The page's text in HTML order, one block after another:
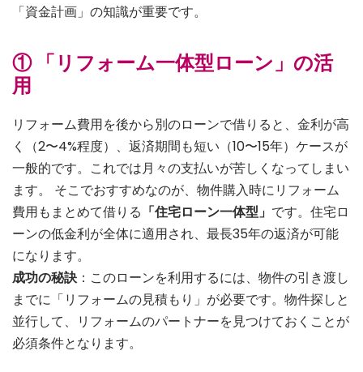
「資金計画」の知識が重要です。
① 「リフォーム一体型ローン」の活
用
リフォーム費用を後から別のローンで借りると、金利が高
く（2〜4%程度）、返済期間も短い（10〜15年）ケースが
一般的です。これでは月々の支払いが苦しくなってしまい
ます。 そこでおすすめなのが、物件購入時にリフォーム
費用もまとめて借りる 「住宅ローン一体型」 です。住宅ロ
ーンの低金利が全体に適用され、最長35年の返済が可能
になります。
成功の秘訣：このローンを利用するには、物件の引き渡し
までに「リフォームの見積もり」が必要です。物件探しと
並行して、リフォームのパートナーを見つけておくことが
必須条件となります。